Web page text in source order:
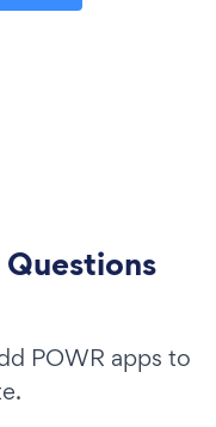
POWR apps to